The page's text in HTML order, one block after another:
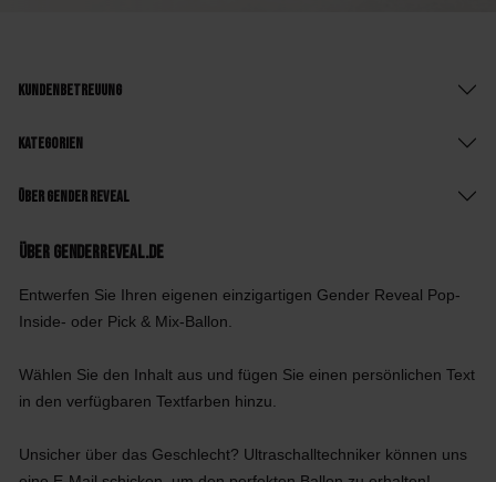
Kundenbetreuung
Kategorien
Über Gender Reveal
Über GenderReveal.de
Entwerfen Sie Ihren eigenen einzigartigen Gender Reveal Pop-
Inside- oder Pick & Mix-Ballon.
Wählen Sie den Inhalt aus und fügen Sie einen persönlichen Text
in den verfügbaren Textfarben hinzu.
Unsicher über das Geschlecht? Ultraschalltechniker können uns